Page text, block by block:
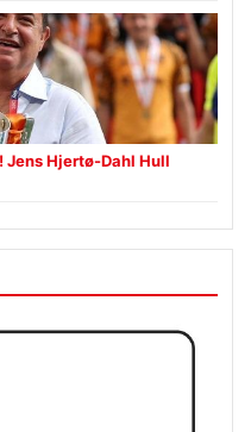
Jens Hjertø-Dahl Hull